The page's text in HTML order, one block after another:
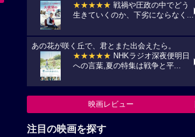
★★★★★ 戦禍や圧政の中でどう
生きていくのか、下劣にならなく...
あの花が咲く丘で、君とまた出会えたら。
★★★★★ NHKラジオ深夜便明日
への言葉,夏の特集は戦争と平...
映画レビュー
注目の映画を探す